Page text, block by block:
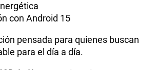
con Android 15
pensada para quienes buscan
para el día a día.